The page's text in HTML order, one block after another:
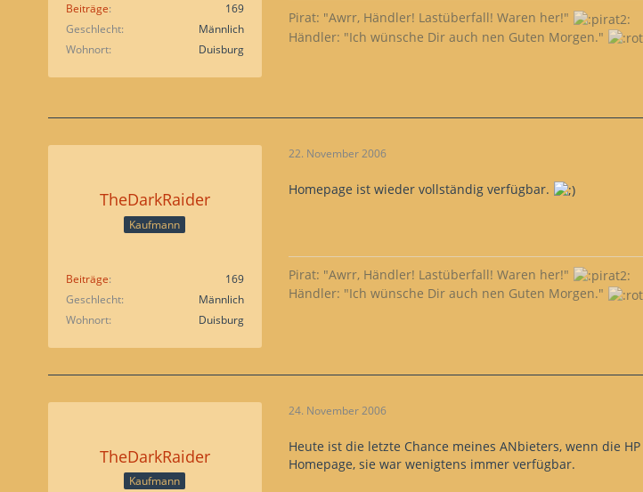
Beiträge
169
Geschlecht
Männlich
Wohnort
Duisburg
Pirat: "Awrr, Händler! Lastüberfall! Waren her!"
Händler: "Ich wünsche Dir auch nen Guten Morgen."
TheDarkRaider
Kaufmann
Beiträge
169
Geschlecht
Männlich
Wohnort
Duisburg
22. November 2006
Homepage ist wieder vollständig verfügbar.
Pirat: "Awrr, Händler! Lastüberfall! Waren her!"
Händler: "Ich wünsche Dir auch nen Guten Morgen."
TheDarkRaider
Kaufmann
24. November 2006
Heute ist die letzte Chance meines ANbieters, wenn die
Homepage, sie war wenigtens immer verfügbar.